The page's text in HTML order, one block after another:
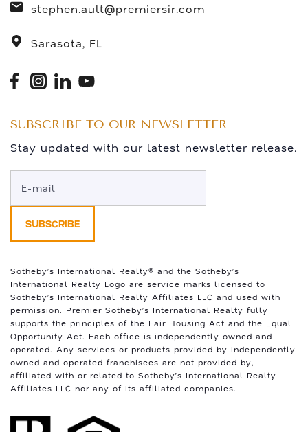
stephen.ault@premiersir.com
Sarasota, FL
SUBSCRIBE TO OUR NEWSLETTER
Stay updated with our latest newsletter release.
Sotheby’s International Realty®️ and the Sotheby’s
International Realty Logo are service marks licensed to
Sotheby’s International Realty Affiliates LLC and used with
permission. Premier Sotheby’s International Realty fully
supports the principles of the Fair Housing Act and the Equal
Opportunity Act. Each office is independently owned and
operated. Any services or products provided by independently
owned and operated franchisees are not provided by,
affiliated with or related to Sotheby’s International Realty
Affiliates LLC nor any of its affiliated companies.